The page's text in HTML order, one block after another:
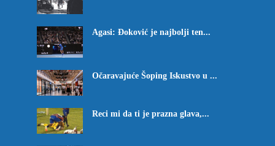
Agasi: Đoković je najbolji ten...
Očaravajuće Šoping Iskustvo u ...
Reci mi da ti je prazna glava,...